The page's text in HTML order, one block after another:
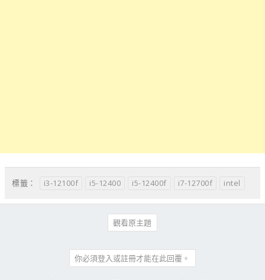
標籤： i3-12100f i5-12400 i5-12400f i7-12700f intel
觀看原主題
你必須登入或註冊才能在此回覆。